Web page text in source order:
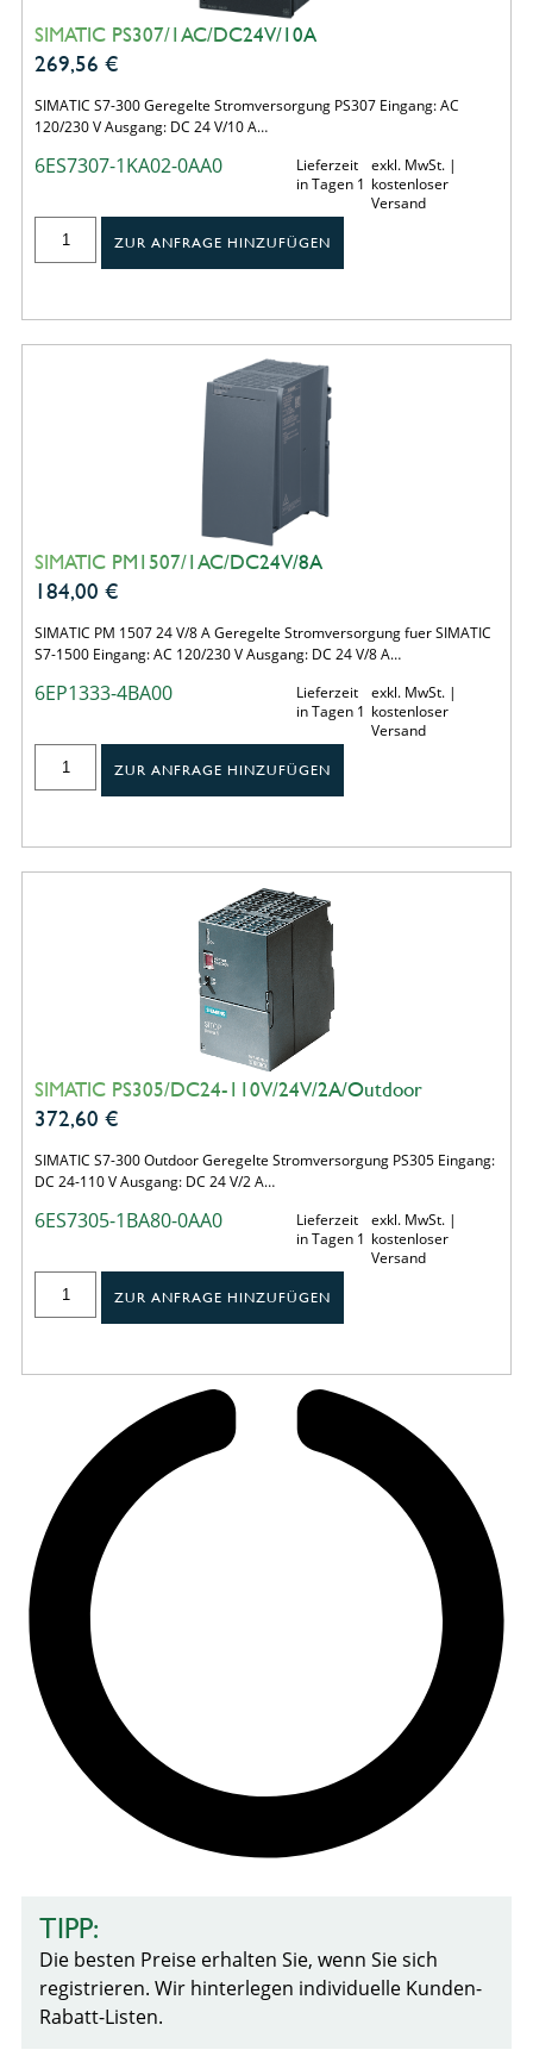
TIPP:
Die besten Preise erhalten Sie, wenn Sie sich
registrieren. Wir hinterlegen individuelle Kunden-
Rabatt-Listen.
SIMATIC PS307/1AC/DC24V/10A
269,56 €
SIMATIC S7-300 Geregelte Stromversorgung PS307 Eingang: AC
120/230 V Ausgang: DC 24 V/10 A…
6ES7307-1KA02-0AA0
Lieferzeit
in Tagen 1
exkl. MwSt. |
kostenloser
Versand
ZUR ANFRAGE HINZUFÜGEN
SIMATIC PM1507/1AC/DC24V/8A
184,00 €
SIMATIC PM 1507 24 V/8 A Geregelte Stromversorgung fuer SIMATIC
S7-1500 Eingang: AC 120/230 V Ausgang: DC 24 V/8 A…
6EP1333-4BA00
Lieferzeit
in Tagen 1
exkl. MwSt. |
kostenloser
Versand
ZUR ANFRAGE HINZUFÜGEN
SIMATIC PS305/DC24-110V/24V/2A/Outdoor
372,60 €
SIMATIC S7-300 Outdoor Geregelte Stromversorgung PS305 Eingang:
DC 24-110 V Ausgang: DC 24 V/2 A…
6ES7305-1BA80-0AA0
Lieferzeit
in Tagen 1
exkl. MwSt. |
kostenloser
Versand
ZUR ANFRAGE HINZUFÜGEN